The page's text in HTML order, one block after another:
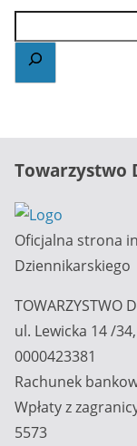
Towarzystwo
Oficjalna strona
Dziennikarskiego
TOWARZYSTWO
ul. Lewicka 14 /
0000423381
Rachunek
Wpłaty z
5573